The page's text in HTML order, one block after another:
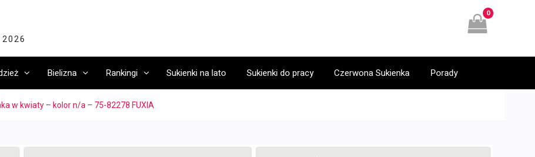
0
Bielizna Rankingi Sukienki na lato Sukienki do pracy Czerwona Sukienka Porady
w kwiaty – kolor n/a – 75-82278 FUXIA